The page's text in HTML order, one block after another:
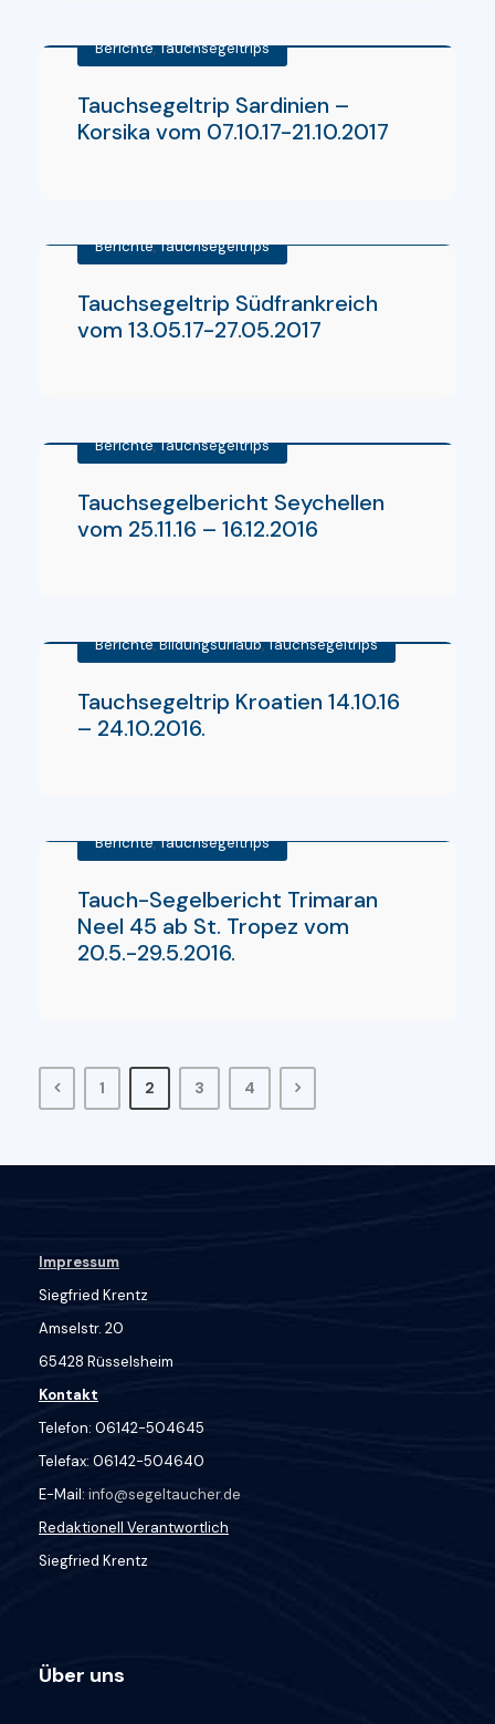
Berichte,Tauchsegeltrips
Tauchsegeltrip Sardinien –
Korsika vom 07.10.17-21.10.2017
Berichte,Tauchsegeltrips
Tauchsegeltrip Südfrankreich
vom 13.05.17-27.05.2017
Berichte,Tauchsegeltrips
Tauchsegelbericht Seychellen
vom 25.11.16 – 16.12.2016
Berichte,Bildungsurlaub,Tauchsegeltrips
Tauchsegeltrip Kroatien 14.10.16
– 24.10.2016.
Berichte,Tauchsegeltrips
Tauch-Segelbericht Trimaran
Neel 45 ab St. Tropez vom
20.5.-29.5.2016.
1 2 3 4
Impressum
Siegfried Krentz
Amselstr. 20
65428 Rüsselsheim
Kontakt
Telefon: 06142-504645
Telefax: 06142-504640
E-Mail: info@segeltaucher.de
Redaktionell Verantwortlich
Siegfried Krentz
Über uns